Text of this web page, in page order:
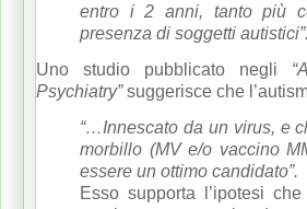
entro i 2 anni, tanto più
presenza di soggetti autistici”.
Uno studio pubblicato negli
Psychiatry”suggerisce che
“…Innescato da un virus, e
morbillo (MV e/o vaccino
essere un ottimo candidato”.
Esso supporta l’ipotesi